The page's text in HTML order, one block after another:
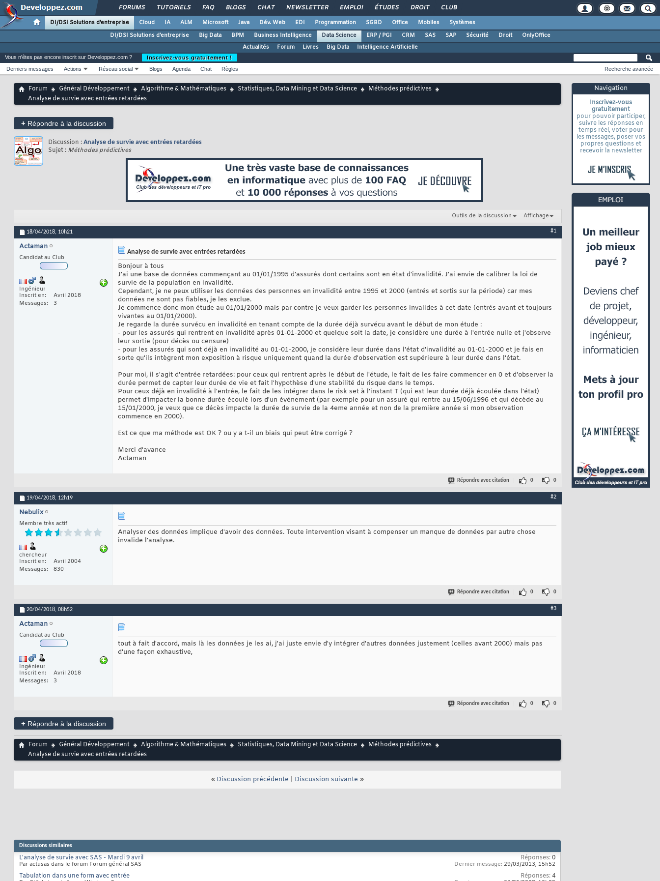
FORUMS TUTORIELS FAQ BLOGS CHAT NEWSLETTER EMPLOI ÉTUDES DROIT CLUB
DI/DSI Solutions d'entreprise Cloud IA ALM Microsoft Java Dév. Web EDI Programmation SGBD Office Mobiles
Systèmes
DI/DSI Solutions d'entreprise
Big Data BPM Business Intelligence Data Science ERP / PGI CRM SAS SAP Sécurité Droit
OnlyOffice
Actualités
Forum Livres Big Data Intelligence Artificielle
Navigation
Inscrivez-vous
gratuitement
pour pouvoir participer,
suivre les réponses en
temps réel, voter pour
les messages, poser vos
propres questions et
recevoir la newsletter
Vous n'êtes pas encore inscrit sur Developpez.com ?
Inscrivez-vous gratuitement !
Derniers messages
Actions Réseau social Blogs Agenda Chat Règles Recherche avancée
Forum Général Développement Algorithme & Mathématiques Statistiques, Data Mining et Data Science
Méthodes prédictives
Analyse de survie avec entrées retardées
+ Répondre à la discussion
Discussion : Analyse de survie avec entrées retardées
Sujet : Méthodes prédictives
Outils de la discussion Affichage
18/04/2018, 10h21 #1
Actaman
Candidat au Club
Ingénieur
Inscrit en
Avril 2018
Messages
3
Analyse de survie avec entrées retardées
Bonjour à tous
J'ai une base de données commençant au 01/01/1995 d'assurés dont certains sont en état d'invalidité. J'ai envie de calibrer la loi de
survie de la population en invalidité.
Cependant, je ne peux utiliser les données des personnes en invalidité entre 1995 et 2000 (entrés et sortis sur la période) car mes
données ne sont pas fiables, je les exclue.
Je commence donc mon étude au 01/01/2000 mais par contre je veux garder les personnes invalides à cet date (entrés avant et toujours
vivantes au 01/01/2000).
Je regarde la durée survécu en invalidité en tenant compte de la durée déjà survécu avant le début de mon étude :
- pour les assurés qui rentrent en invalidité après 01-01-2000 et quelque soit la date, je considère une durée à l'entrée nulle et j'observe
leur sortie (pour décès ou censure)
- pour les assurés qui sont déjà en invalidité au 01-01-2000, je considère leur durée dans l'état d'invalidité au 01-01-2000 et je fais en
sorte qu'ils intègrent mon exposition à risque uniquement quand la durée d'observation est supérieure à leur durée dans l'état.
Pour moi, il s'agit d'entrée retardées: pour ceux qui rentrent après le début de l'étude, le fait de les faire commencer en 0 et d'observer la
durée permet de capter leur durée de vie et fait l'hypothèse d'une stabilité du risque dans le temps.
Pour ceux déjà en invalidité à l'entrée, le fait de les intégrer dans le risk set à l'instant T (qui est leur durée déjà écoulée dans l'état)
permet d'impacter la bonne durée écoulé lors d'un événement (par exemple pour un assuré qui rentre au 15/06/1996 et qui décède au
15/01/2000, je veux que ce décès impacte la durée de survie de la 4eme année et non de la première année si mon observation
commence en 2000).
Est ce que ma méthode est OK ? ou y a t-il un biais qui peut être corrigé ?
Merci d'avance
Actaman
Répondre avec citation 0 0
19/04/2018, 12h19 #2
Nebulix
Membre très actif
chercheur
Inscrit en
Avril 2004
Messages
830
Analyser des données implique d'avoir des données. Toute intervention visant à compenser un manque de données par autre chose
invalide l'analyse.
Répondre avec citation 0 0
20/04/2018, 08h52 #3
Actaman
Candidat au Club
Ingénieur
Inscrit en
Avril 2018
Messages
3
tout à fait d'accord, mais là les données je les ai, j'ai juste envie d'y intégrer d'autres données justement (celles avant 2000) mais pas
d'une façon exhaustive,
Répondre avec citation 0 0
+ Répondre à la discussion
Forum Général Développement Algorithme & Mathématiques Statistiques, Data Mining et Data Science
Méthodes prédictives
Analyse de survie avec entrées retardées
« Discussion précédente Discussion suivante »
Discussions similaires
L'analyse de survie avec SAS - Mardi 9 avril
Par actusas dans le forum Forum général SAS
Réponses:0
Dernier message: 29/03/2013, 15h52
Tabulation dans une form avec entrée Réponses:4